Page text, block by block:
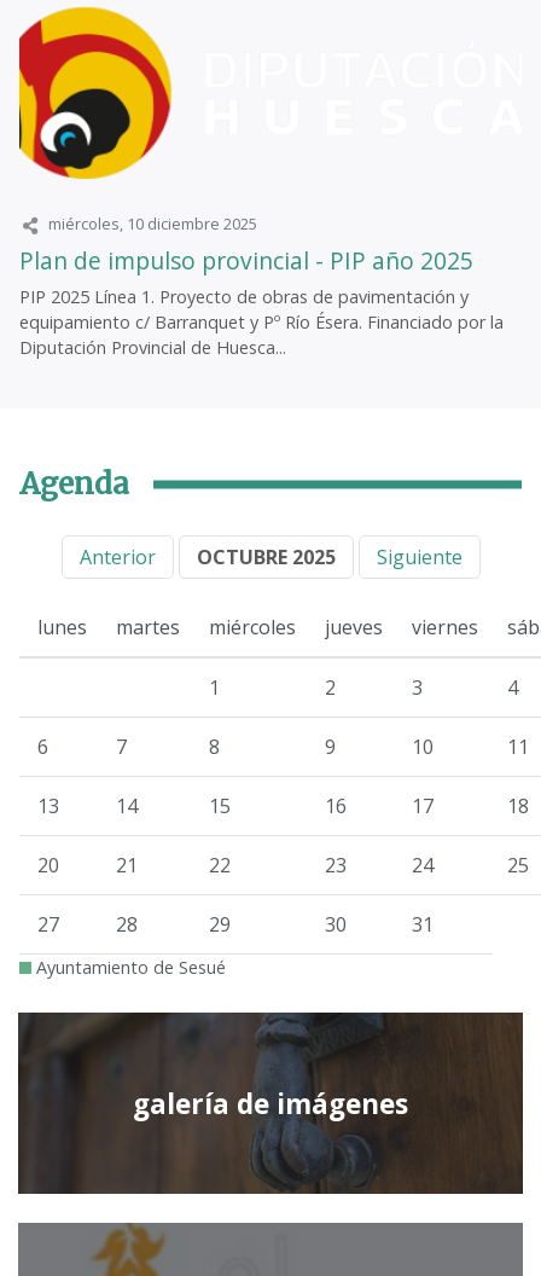
miércoles, 10 diciembre 2025
Plan de impulso provincial - PIP año 2025
PIP 2025 Línea 1. Proyecto de obras de pavimentación y
equipamiento c/ Barranquet y Pº Río Ésera. Financiado por la
Diputación Provincial de Huesca...
Agenda
Anterior OCTUBRE 2025 Siguiente
lunes martes miércoles jueves viernes
1 2 3 4
6 7 8 9 10 11
13 14 15 16 17 18
20 21 22 23 24 25
27 28 29 30 31
Ayuntamiento de Sesué
galería de imágenes